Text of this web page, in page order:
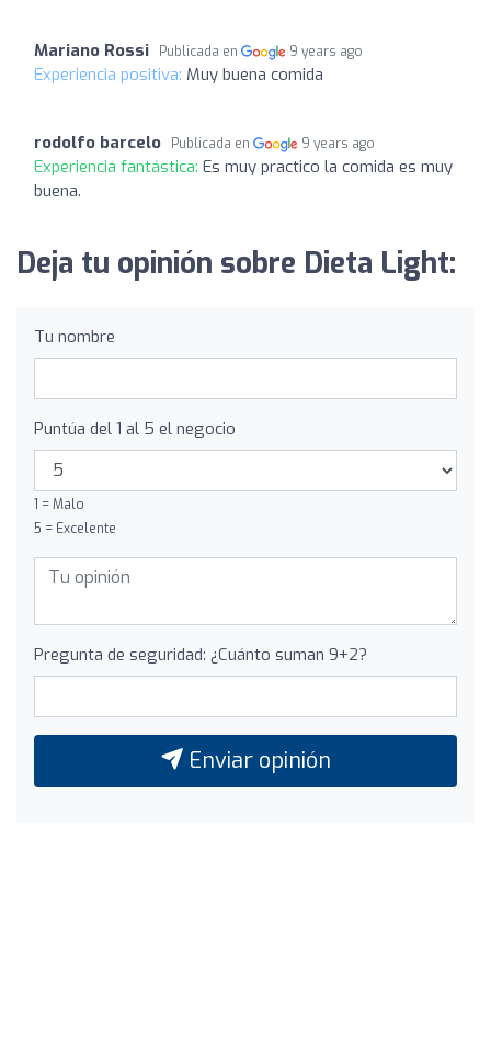
Mariano Rossi Publicada en 9 years ago
Experiencia positiva: Muy buena comida
rodolfo barcelo Publicada en 9 years ago
Experiencia fantástica: Es muy practico la comida es muy
buena.
Deja tu opinión sobre Dieta Light:
Tu nombre
Puntúa del 1 al 5 el negocio
1 = Malo
5 = Excelente
Pregunta de seguridad: ¿Cuánto suman 9+2?
Enviar opinión